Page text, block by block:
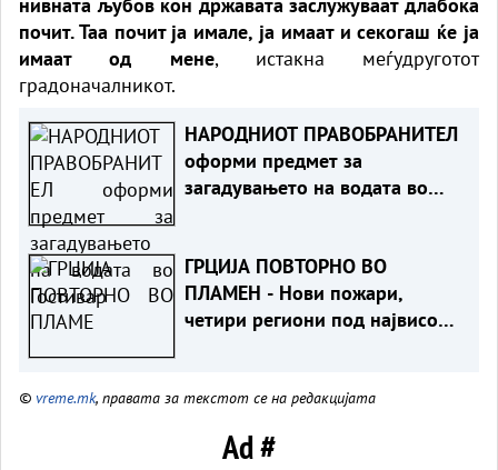
почит. Таа почит ја имале, ја имаат и секогаш ќе ја
имаат од мене, истакна меѓудруготот
градоначалникот.
НАРОДНИОТ ПРАВОБРАНИТЕЛ
оформи предмет за
загадувањето на водата во
ГРЦИЈА ПОВТОРНО ВО
ПЛАМЕН - Нови пожари,
четири региони под највисок
© vreme.mk, правата за текстот се на редакцијата
Ad #